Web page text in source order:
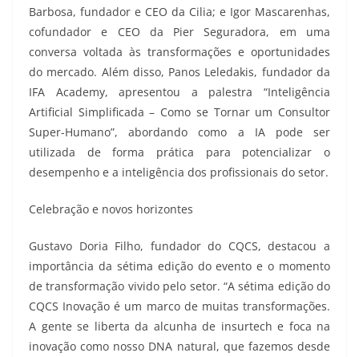
Barbosa, fundador e CEO da Cilia; e Igor Mascarenhas,
cofundador e CEO da Pier Seguradora, em uma
conversa voltada às transformações e oportunidades
do mercado. Além disso, Panos Leledakis, fundador da
IFA Academy, apresentou a palestra “Inteligência
Artificial Simplificada – Como se Tornar um Consultor
Super-Humano”, abordando como a IA pode ser
utilizada de forma prática para potencializar o
desempenho e a inteligência dos profissionais do setor.
Celebração e novos horizontes
Gustavo Doria Filho, fundador do CQCS, destacou a
importância da sétima edição do evento e o momento
de transformação vivido pelo setor. “A sétima edição do
CQCS Inovação é um marco de muitas transformações.
A gente se liberta da alcunha de insurtech e foca na
inovação como nosso DNA natural, que fazemos desde